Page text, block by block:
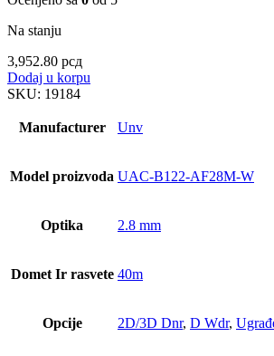
Na stanju
3,952.80 рсд
Dodaj u korpu
SKU: 19184
Manufacturer Unv
Model proizvoda UAC-B122-AF28M-W
Optika 2.8 mm
Domet Ir rasvete 40m
Opcije 2D/3D Dnr, D Wdr,